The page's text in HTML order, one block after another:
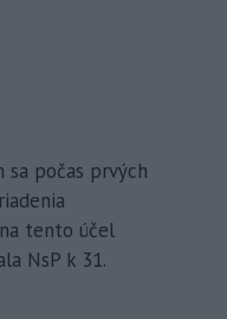
sa počas prvých
tento účel
NsP k 31.